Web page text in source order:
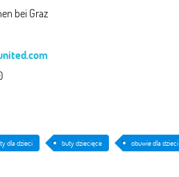
bei Graz
dla dzieci buty dziecięce obuwie dla dzieci